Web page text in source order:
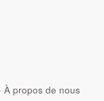
À propos de nous